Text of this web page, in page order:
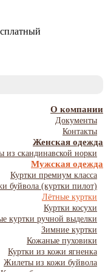
О компании
Документы
Контакты
Женская одежда
из скандинавской норки
Мужская одежда
Куртки премиум класса
буйвола (куртки пилот)
Лётные куртки
Куртки косухи
куртки ручной выделки
Зимние куртки
Кожаные пуховики
Куртки из кожи ягненка
Жилеты из кожи буйвола